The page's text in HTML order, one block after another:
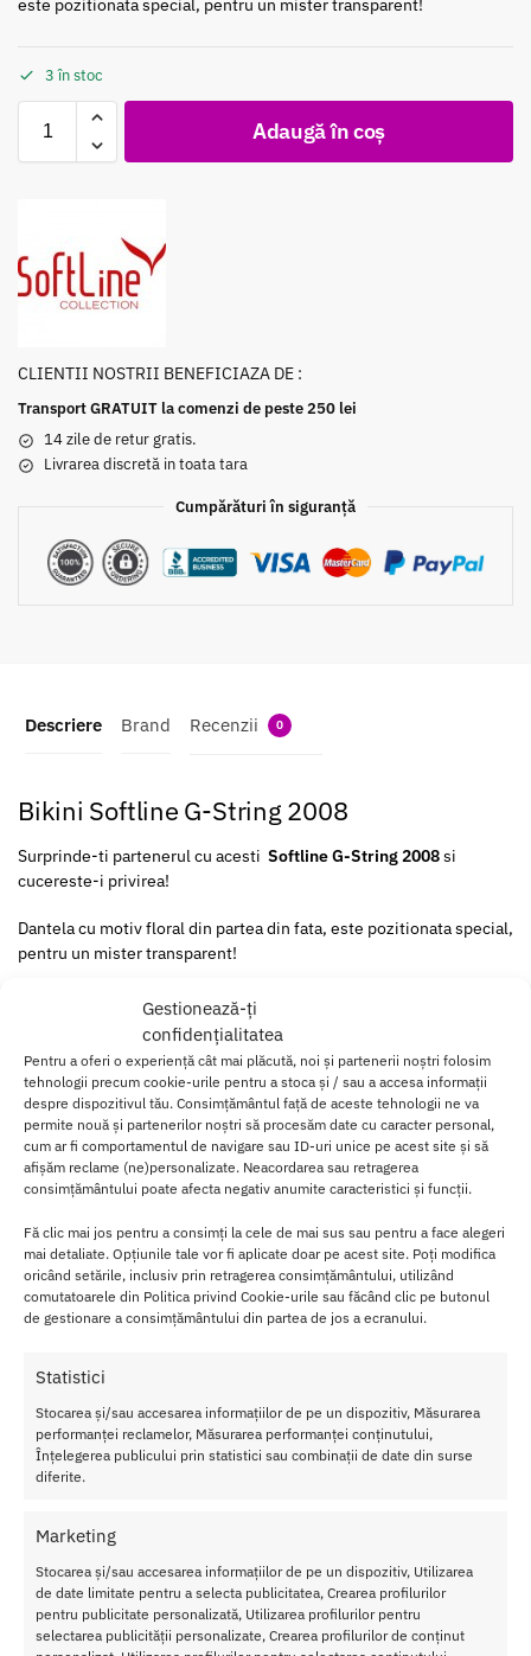
Gestionează-ți
confidențialitatea
Pentru a oferi o experiență cât mai plăcută, noi și partenerii noștri folosim
tehnologii precum cookie-urile pentru a stoca și / sau a accesa informații
despre dispozitivul tău. Consimțământul față de aceste tehnologii ne va
permite nouă și partenerilor noștri să procesăm date cu caracter personal,
cum ar fi comportamentul de navigare sau ID-uri unice pe acest site și să
afișăm reclame (ne)personalizate. Neacordarea sau retragerea
consimțământului poate afecta negativ anumite caracteristici și funcții.
Fă clic mai jos pentru a consimți la cele de mai sus sau pentru a face alegeri
mai detaliate. Opțiunile tale vor fi aplicate doar pe acest site. Poți modifica
oricând setările, inclusiv prin retragerea consimțământului, utilizând
comutatoarele din Politica privind Cookie-urile sau făcând clic pe butonul
de gestionare a consimțământului din partea de jos a ecranului.
Statistici
Stocarea și/sau accesarea informațiilor de pe un dispozitiv, Măsurarea
performanței reclamelor, Măsurarea performanței conținutului,
Înțelegerea publicului prin statistici sau combinații de date din surse
diferite.
Marketing
Stocarea și/sau accesarea informațiilor de pe un dispozitiv, Utilizarea
de date limitate pentru a selecta publicitatea, Crearea profilurilor
pentru publicitate personalizată, Utilizarea profilurilor pentru
selectarea publicității personalizate, Crearea profilurilor de conținut
3 în stoc
Adaugă în coș
CLIENTII NOSTRII BENEFICIAZA DE :
Transport GRATUIT la comenzi de peste 250 lei
14 zile de retur gratis.
Livrarea discretă in toata tara
Cumpărături în siguranță
Descriere Brand Recenzii 0
Bikini Softline G-String 2008
Surprinde-ti partenerul cu acesti Softline G-String 2008si
cucereste-i privirea!
Dantela cu motiv floral din partea din fata, este pozitionata special,
pentru un mister transparent!
Fabricata dintr-un material elastic si confortabil, aceasta lenjerie
intima se muleaza perfect pe corp si se simte foarte placuta pe
Este o alegere excelenta pentru femeile care cauta o lenjerie
intima confortabila si sexy pentru a se simti increzatoare si
atragatoare.
Bikini Softline G-String 2008 este potrivit pentru a fi purtat in orice
ocazie, de la o seara romantica in doi la o plaja exotica.
Este usor de imbracat si de indepartat si se potriveste perfect cu
orice stil vestimentar sau personalitate.
Fabricata din materiale de calitate superioara si cu cusaturi
ofera un aspect atractiv si elegant.
Cara
cteri
stici
Soft
line
G-
Stri